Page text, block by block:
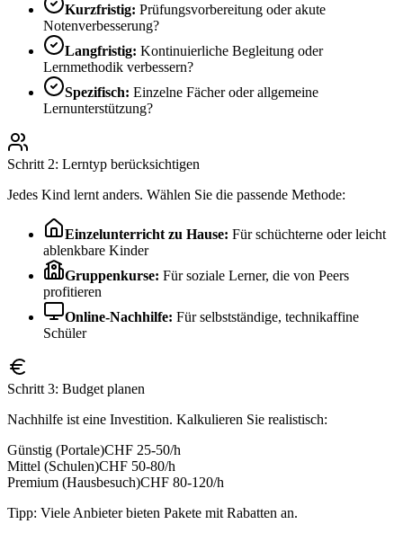
Kurzfristig: Prüfungsvorbereitung oder akute
Notenverbesserung?
Langfristig: Kontinuierliche Begleitung oder
Lernmethodik verbessern?
Spezifisch: Einzelne Fächer oder allgemeine
Lernunterstützung?
Schritt 2: Lerntyp berücksichtigen
Jedes Kind lernt anders. Wählen Sie die passende Methode:
Einzelunterricht zu Hause: Für schüchterne oder leicht
ablenkbare Kinder
Gruppenkurse: Für soziale Lerner, die von Peers
profitieren
Online-Nachhilfe: Für selbstständige, technikaffine
Schüler
Schritt 3: Budget planen
Nachhilfe ist eine Investition. Kalkulieren Sie realistisch:
Günstig (Portale)CHF 25-50/h
Mittel (Schulen)CHF 50-80/h
Premium (Hausbesuch)CHF 80-120/h
Tipp: Viele Anbieter bieten Pakete mit Rabatten an.